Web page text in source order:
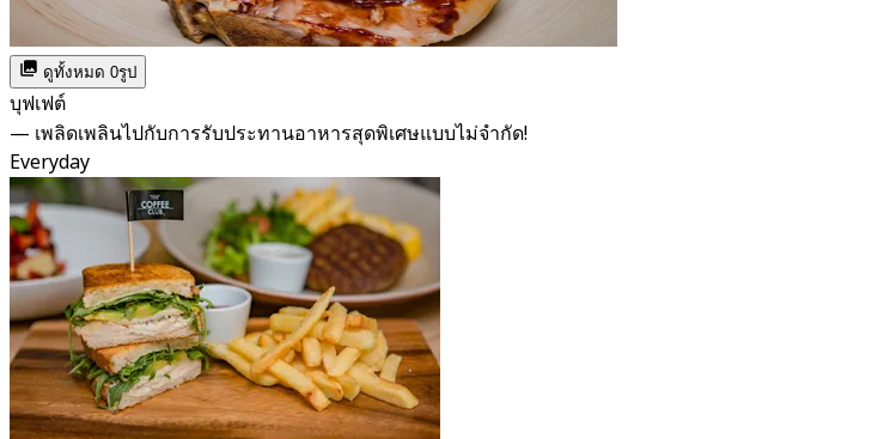
ดูทั้งหมด 0รูป
บุฟเฟต์
— เพลิดเพลินไปกับการรับประทานอาหารสุดพิเศษแบบไม่จำกัด!
Everyday